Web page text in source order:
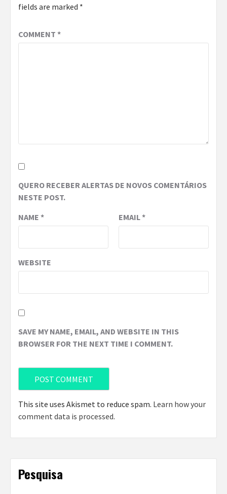
fields are marked *
COMMENT *
QUERO RECEBER ALERTAS DE NOVOS COMENTÁRIOS
NESTE POST.
NAME * EMAIL*
WEBSITE
SAVE MY NAME, EMAIL, AND WEBSITE IN THIS
BROWSER FOR THE NEXT TIME I COMMENT.
This site uses Akismet to reduce spam. Learn how your
comment data is processed.
Pesquisa